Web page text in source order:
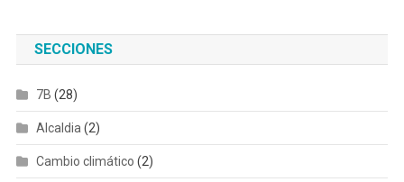
SECCIONES
7B (28)
Alcaldia (2)
Cambio climático (2)